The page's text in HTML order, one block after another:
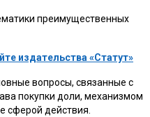
преимущественных
издательства «Статут»
вопросы, связанные с
покупки доли, механизмом
сферой действия.